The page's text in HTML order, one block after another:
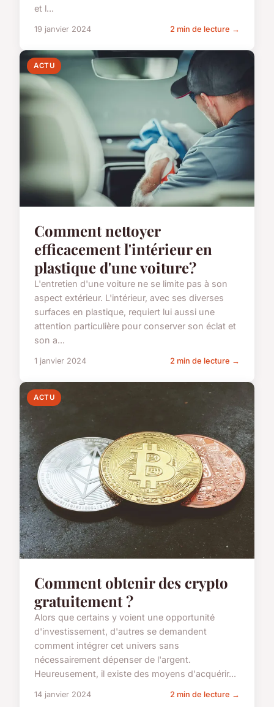
et l...
19 janvier 2024 2 min de lecture →
ACTU
Comment nettoyer
efficacement l'intérieur en
plastique d'une voiture?
L'entretien d'une voiture ne se limite pas à son
aspect extérieur. L'intérieur, avec ses diverses
surfaces en plastique, requiert lui aussi une
attention particulière pour conserver son éclat et
son a...
1 janvier 2024 2 min de lecture →
ACTU
Comment obtenir des crypto
gratuitement ?
Alors que certains y voient une opportunité
d'investissement, d'autres se demandent
comment intégrer cet univers sans
nécessairement dépenser de l'argent.
Heureusement, il existe des moyens d'acquérir...
14 janvier 2024 2 min de lecture →